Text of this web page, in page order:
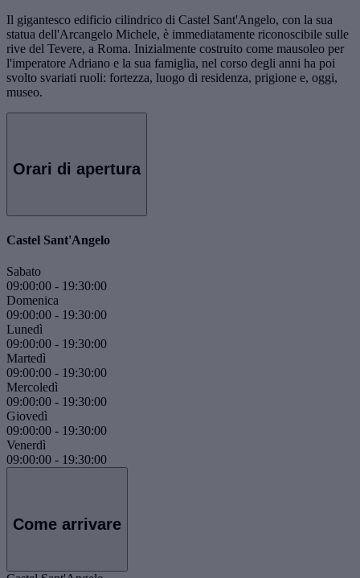
Il gigantesco edificio cilindrico di Castel Sant'Angelo, con la sua
statua dell'Arcangelo Michele, è immediatamente riconoscibile sulle
rive del Tevere, a Roma. Inizialmente costruito come mausoleo per
l'imperatore Adriano e la sua famiglia, nel corso degli anni ha poi
svolto svariati ruoli: fortezza, luogo di residenza, prigione e, oggi,
museo.
Orari di apertura
Castel Sant'Angelo
Sabato
09:00:00 - 19:30:00
Domenica
09:00:00 - 19:30:00
Lunedì
09:00:00 - 19:30:00
Martedì
09:00:00 - 19:30:00
Mercoledì
09:00:00 - 19:30:00
Giovedì
09:00:00 - 19:30:00
Venerdì
09:00:00 - 19:30:00
Come arrivare